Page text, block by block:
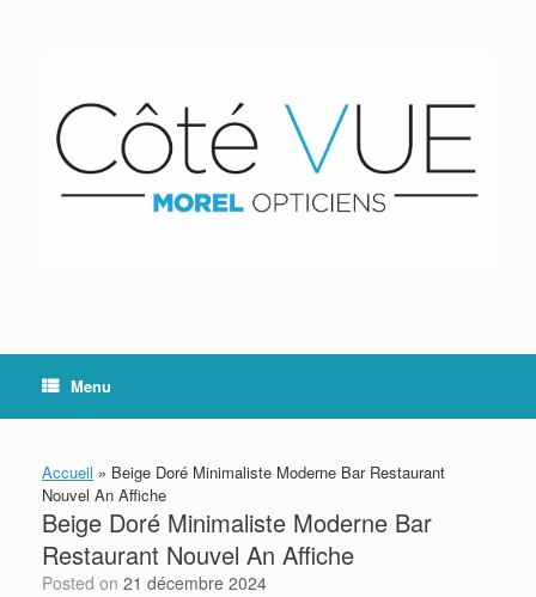
Menu
Accueil » Beige Doré Minimaliste Moderne Bar Restaurant
Nouvel An Affiche
Beige Doré Minimaliste Moderne Bar
Restaurant Nouvel An Affiche
Posted on 21 décembre 2024